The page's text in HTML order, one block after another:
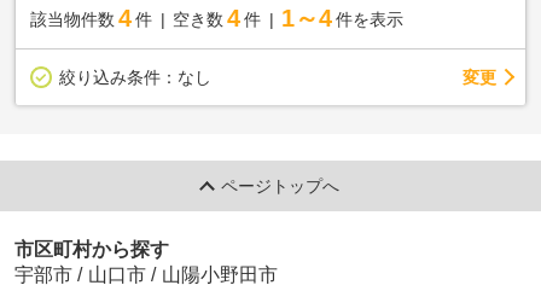
該当物件数 4件 空き数 4 件 1～4 件を表示
絞り込み条件： なし 変更
ページトップへ
市区町村から探す
宇部市 / 山口市 / 山陽小野田市